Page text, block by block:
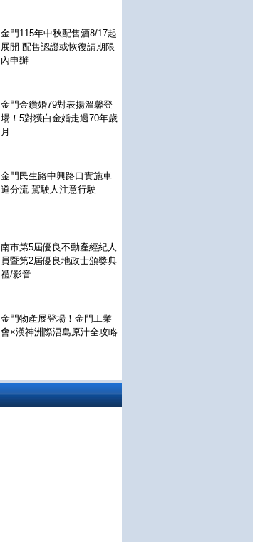
金門115年中秋配售酒8/17起
展開 配售認證或恢復請期限
內申辦
金門金鑽婚79對表揚溫馨登
場！5對獲白金婚走過70年歲
月
金門民生路中興路口實施車
道分流 駕駛人注意行駛
南市第5屆優良不動產經紀人
員暨第2屆優良地政士頒獎典
禮/影音
金門物產展登場！金門工業
會×漢神洲際浯島原汁全攻略